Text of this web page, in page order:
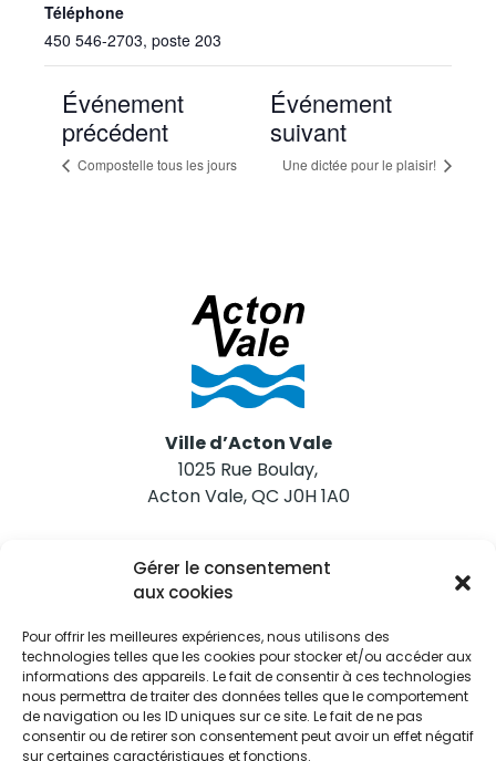
Gérer le consentement
aux cookies
Pour offrir les meilleures expériences, nous utilisons des
technologies telles que les cookies pour stocker et/ou accéder aux
informations des appareils. Le fait de consentir à ces technologies
nous permettra de traiter des données telles que le comportement
de navigation ou les ID uniques sur ce site. Le fait de ne pas
consentir ou de retirer son consentement peut avoir un effet négatif
sur certaines caractéristiques et fonctions.
Téléphone
450 546-2703, poste 203
Événement
précédent
Compostelle tous les jours
Événement
suivant
Une dictée pour le plaisir!
Ville d’Acton Vale
1025 Rue Boulay,
Acton Vale, QC J0H 1A0
Nous joindre
Tél. 450 546-2703
Restez informés